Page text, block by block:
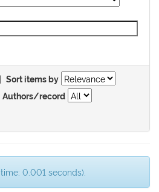
| Sort items by
Authors/record
0.001 seconds).